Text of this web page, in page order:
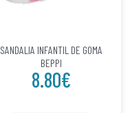
SANDALIA INFANTIL DE GOMA
BEPPI
8.80€